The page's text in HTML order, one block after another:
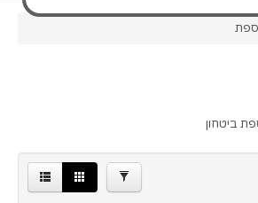
ביטחון
EXECUTIVESAFE